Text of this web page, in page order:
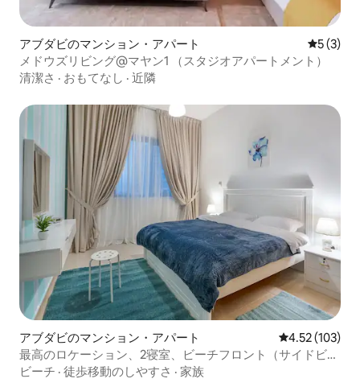
アブダビのマンション・アパート レビュー
5 (3)
メドウズリビング@マヤン1 （スタジオアパートメント）
清潔さ · おもてなし · 近隣
アブダビのマンション・アパート レビュー103
4.52 (103)
最高のロケーション、2寝室、ビーチフロント（サイドビュ
ー）
ビーチ · 徒歩移動のしやすさ · 家族